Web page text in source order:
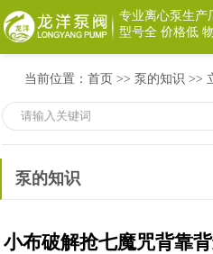
专业离心泵生产
型号全 价格低
当前位置：首页 >>泵的知识 >>
泵的知识
小布破解抢七魔咒背靠